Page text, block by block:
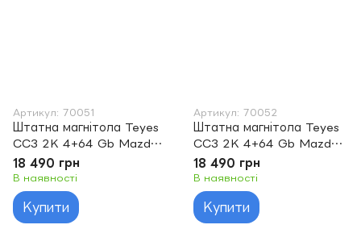
Артикул: 70051
Штатна магнітола Teyes
CC3 2K 4+64 Gb Mazda
5 2 CR 2005-2010 9"
18 490 грн
В наявності
Купити
Артикул: 70052
Штатна магнітола Teyes
CC3 2K 4+64 Gb Mazda
5 3 CW 2010-2015 9"
18 490 грн
В наявності
Купити